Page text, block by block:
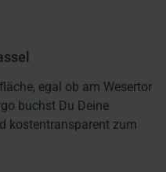
egal ob am Wesertor
buchst Du Deine
kostentransparent zum